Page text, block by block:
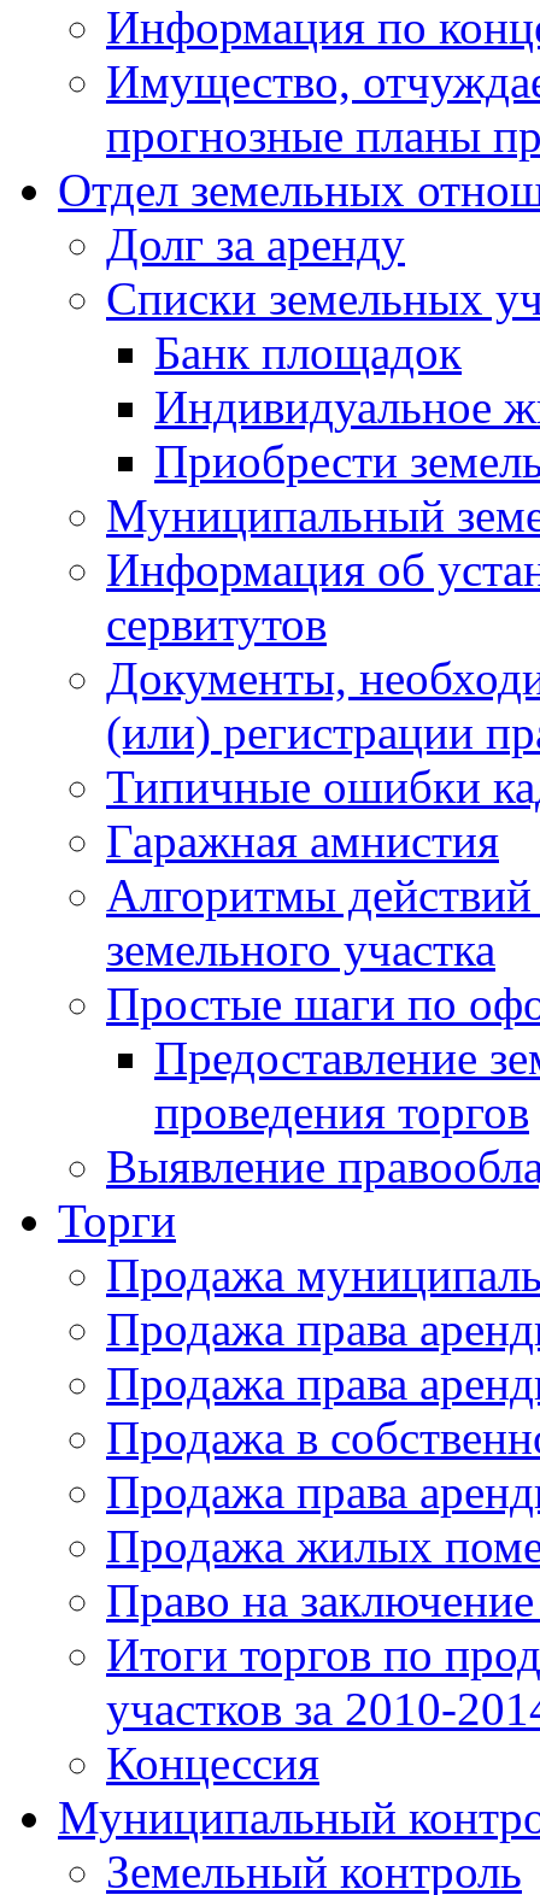
Информация по
Имущество,
прогнозные планы
Отдел земельных
Долг за аренду
Списки земельных
Банк площадок
Индивидуальное
Приобрести
Муниципальный
Информация об
сервитутов
Документы,
(или) регистрации
Типичные ошибки
Гаражная амнистия
Алгоритмы действий
земельного участка
Простые шаги по
Предоставление
проведения торгов
Выявление
Торги
Продажа
Продажа права
Продажа права
Продажа в
Продажа права
Продажа жилых
Право на
Итоги торгов по
участков за 2010-
Концессия
Муниципальный
Земельный контроль